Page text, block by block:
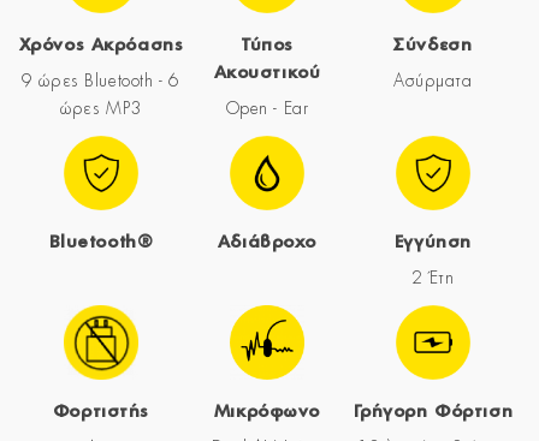
Χρόνος Ακρόασης
9 ώρες Bluetooth - 6
ώρες MP3
Τύπος
Ακουστικού
Open - Ear
Σύνδεση
Ασύρματα
Bluetooth® Αδιάβροχο Εγγύηση
2 Έτη
Φορτιστής Μικρόφωνο Γρήγορη Φόρτιση